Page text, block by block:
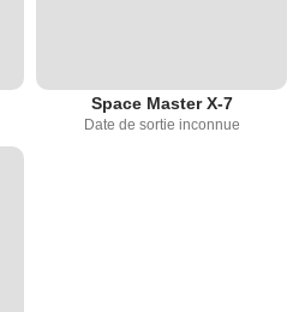
Space Master X-7
Date de sortie inconnue